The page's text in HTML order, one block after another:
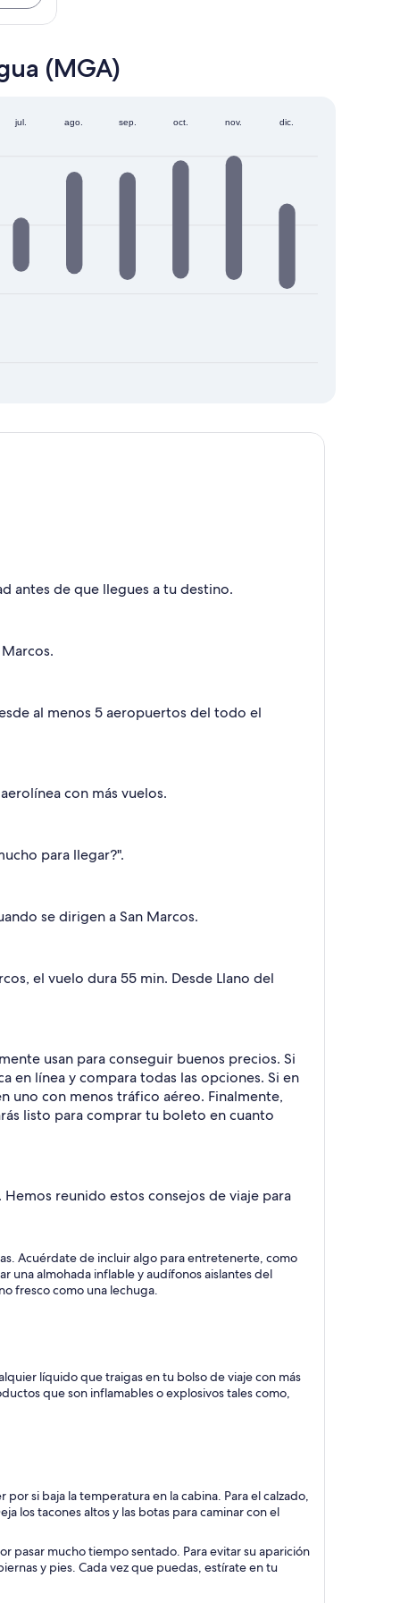
(MGA)
jul. ago. sep. oct. nov. dic.
antes de que llegues a tu destino.
al menos 5 aeropuertos del todo el
con más vuelos.
para llegar?".
se dirigen a San Marcos.
el vuelo dura 55 min. Desde Llano del
usan para conseguir buenos precios. Si
en línea y compara todas las opciones. Si en
uno con menos tráfico aéreo. Finalmente,
listo para comprar tu boleto en cuanto
reunido estos consejos de viaje para
Acuérdate de incluir algo para entretenerte, como
una almohada inflable y audífonos aislantes del
fresco como una lechuga.
líquido que traigas en tu bolso de viaje con más
que son inflamables o explosivos tales como,
si baja la temperatura en la cabina. Para el calzado,
los tacones altos y las botas para caminar con el
pasar mucho tiempo sentado. Para evitar su aparición
y pies. Cada vez que puedas, estírate en tu